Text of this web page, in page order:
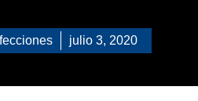
julio 3, 2020